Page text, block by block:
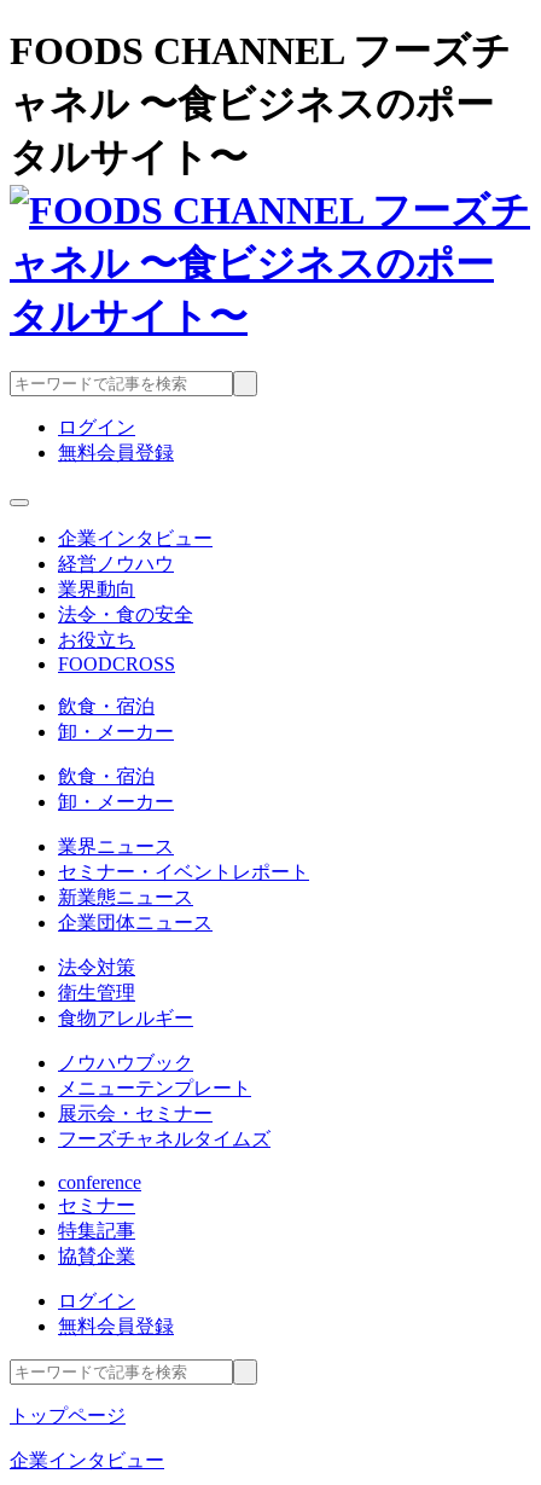
FOODS CHANNEL フーズチ
ャネル 〜食ビジネスのポー
タルサイト〜
ログイン
無料会員登録
企業インタビュー
経営ノウハウ
業界動向
法令・食の安全
お役立ち
FOODCROSS
飲食・宿泊
卸・メーカー
飲食・宿泊
卸・メーカー
業界ニュース
セミナー・イベントレポート
新業態ニュース
企業団体ニュース
法令対策
衛生管理
食物アレルギー
ノウハウブック
メニューテンプレート
展示会・セミナー
フーズチャネルタイムズ
conference
セミナー
特集記事
協賛企業
ログイン
無料会員登録
トップページ
企業インタビュー